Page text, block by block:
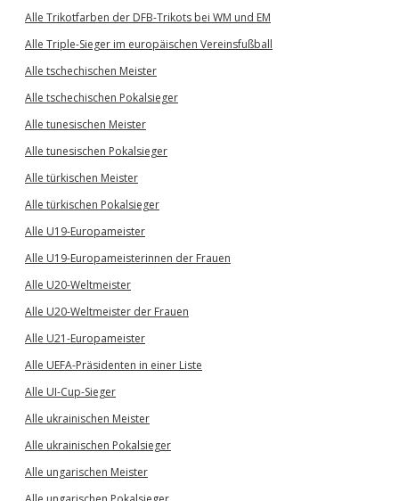
Alle Trikotfarben der DFB-Trikots bei WM und EM
Alle Triple-Sieger im europäischen Vereinsfußball
Alle tschechischen Meister
Alle tschechischen Pokalsieger
Alle tunesischen Meister
Alle tunesischen Pokalsieger
Alle türkischen Meister
Alle türkischen Pokalsieger
Alle U19-Europameister
Alle U19-Europameisterinnen der Frauen
Alle U20-Weltmeister
Alle U20-Weltmeister der Frauen
Alle U21-Europameister
Alle UEFA-Präsidenten in einer Liste
Alle UI-Cup-Sieger
Alle ukrainischen Meister
Alle ukrainischen Pokalsieger
Alle ungarischen Meister